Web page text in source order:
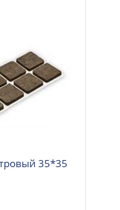
35*35